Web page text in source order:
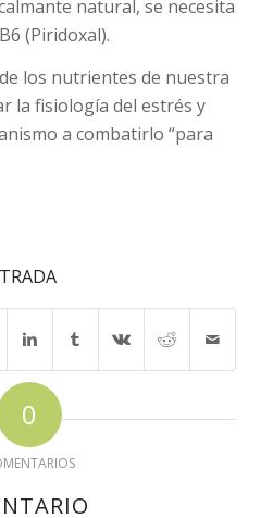
natural, se necesita
(Piridoxal).
los nutrientes de nuestra
la fisiología del estrés y
a combatirlo “para
0